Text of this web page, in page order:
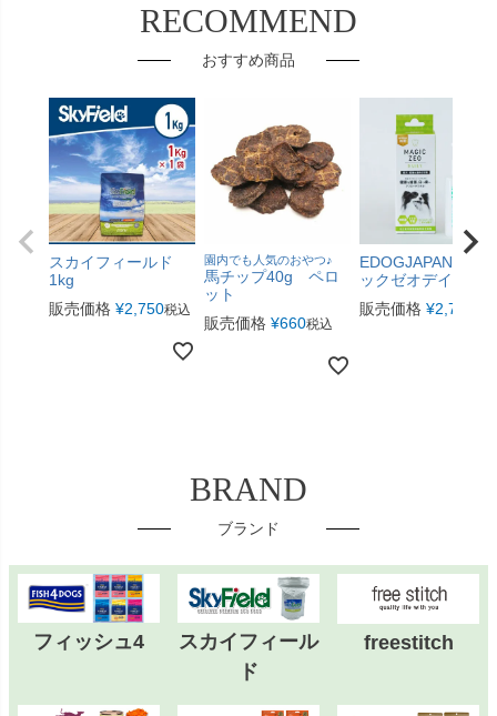
RECOMMEND
おすすめ商品
スカイフィールド
1kg
販売価格 ¥2,750税込
園内でも人気のおやつ♪
馬チップ40g ペロ
ット
販売価格 ¥660税込
EDOGJAPAN マ
ックゼオデイリー
販売価格 ¥2,750
BRAND
ブランド
フィッシュ4
スカイフィール
ド
freestitch